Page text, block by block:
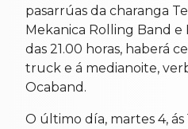
pasarrúas da charanga
Mekanica Rolling Band
das 21.00 horas, haberá
truck e á medianoite,
Ocaband.
O último día, martes 4, ás